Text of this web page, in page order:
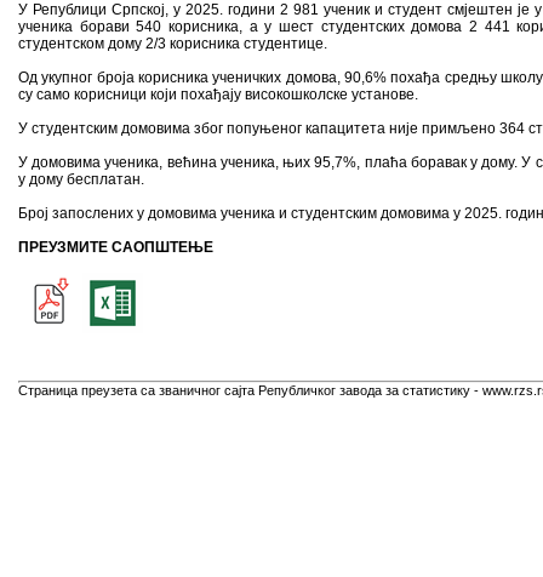
У Републици Српској, у 2025. години 2 981 ученик и студент смјештен
ученика борави 540 корисника, а у шест студентских домова 2 441
студентском дому 2/3 корисника студентице.
Од укупног броја корисника ученичких домова, 90,6% похађа средњу
су само корисници који похађају високошколске установе.
У студентским домовима због попуњеног капацитета није примљено 364
У домовима ученика, већина ученика, њих 95,7%, плаћа боравак у дому. У
у дому бесплатан.
Број запослених у домовима ученика и студентским домовима у 2025.
ПРЕУЗМИТЕ САОПШТЕЊЕ
Страница преузета са званичног сајта Републичког завода за статистику -